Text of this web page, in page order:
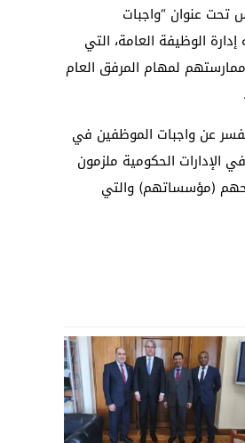
تحت عنوان “واجبات
الوظيفة العامة، التي
لمهام المرفق العام
عن واجبات الموظفين في
الإدارات الحكومية ملزمون
(مؤسساتهم) والتي